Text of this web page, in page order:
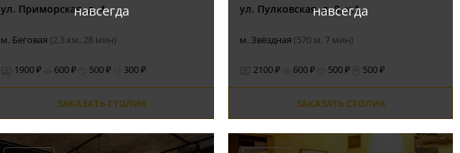
навсегда
ул. Приморская, д. 4
м. Беговая (2.3 км, 28 мин)
1900 ₽ 600 ₽ 500 ₽ 300 ₽
ЗАКАЗАТЬ СТОЛИК
навсегда
ул. Пулковская, д. 8, к.1
м. Звёздная (570 м, 7 мин)
2100 ₽ 600 ₽ 500 ₽ 500 ₽
ЗАКАЗАТЬ СТОЛИК